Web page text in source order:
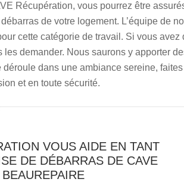
Récupération, vous pourrez être
de votre logement. L’équipe de
cette catégorie de travail. Si vous avez
demander. Nous saurons y apporter
dans une ambiance sereine, faites
et en toute sécurité.
VOUS AIDE EN TANT
DE DÉBARRAS DE CAVE